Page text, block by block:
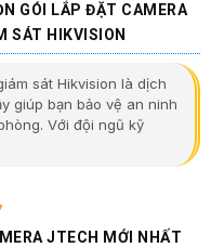
GÓI LẮP ĐẶT CAMERA
SÁT HIKVISION
sát Hikvision là dịch
giúp bạn bảo vệ an ninh
Với đội ngũ kỹ
JTECH MỚI NHẤT